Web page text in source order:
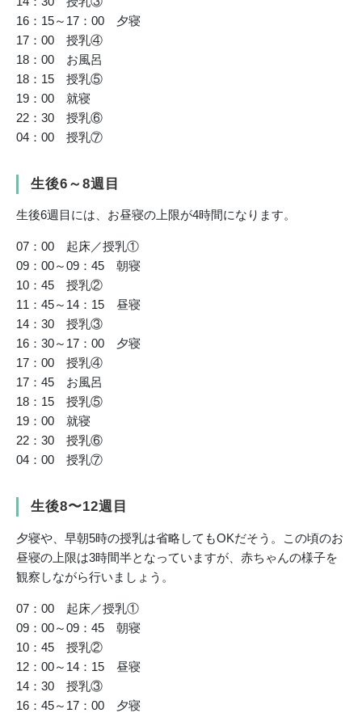
16：15～17：00 夕寝
17：00 授乳④
18：00 お風呂
18：15 授乳⑤
19：00 就寝
22：30 授乳⑥
04：00 授乳⑦
生後6～8週目
生後6週目には、お昼寝の上限が4時間になります。
07：00 起床／授乳①
09：00～09：45 朝寝
10：45 授乳②
11：45～14：15 昼寝
14：30 授乳③
16：30～17：00 夕寝
17：00 授乳④
17：45 お風呂
18：15 授乳⑤
19：00 就寝
22：30 授乳⑥
04：00 授乳⑦
生後8〜12週目
夕寝や、早朝5時の授乳は省略してもOKだそう。この頃のお
昼寝の上限は3時間半となっていますが、赤ちゃんの様子を
観察しながら行いましょう。
07：00 起床／授乳①
09：00～09：45 朝寝
10：45 授乳②
12：00～14：15 昼寝
14：30 授乳③
16：45～17：00 夕寝